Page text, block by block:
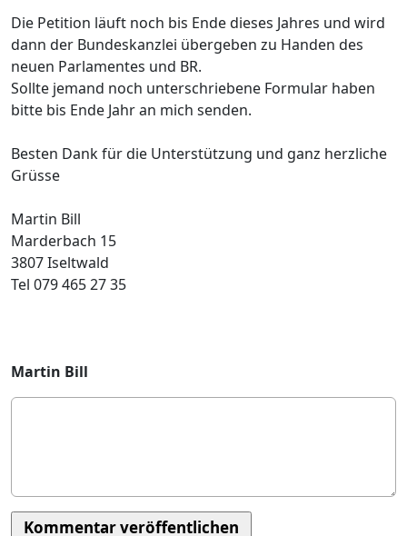
Die Petition läuft noch bis Ende dieses Jahres und wird
dann der Bundeskanzlei übergeben zu Handen des
neuen Parlamentes und BR.
Sollte jemand noch unterschriebene Formular haben
bitte bis Ende Jahr an mich senden.
Besten Dank für die Unterstützung und ganz herzliche
Grüsse
Martin Bill
Marderbach 15
3807 Iseltwald
Tel 079 465 27 35
Martin Bill